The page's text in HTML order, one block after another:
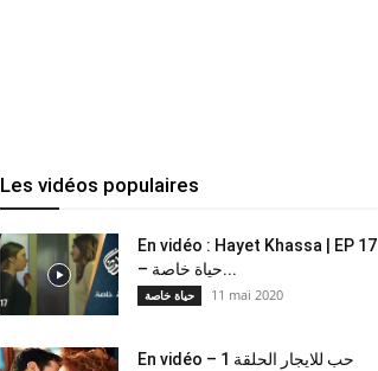
Les vidéos populaires
En vidéo : Hayet Khassa | EP 17
– حياة خاصة...
حياة خاصة 11 mai 2020
En vidéo – حب للايجار الحلقة 1